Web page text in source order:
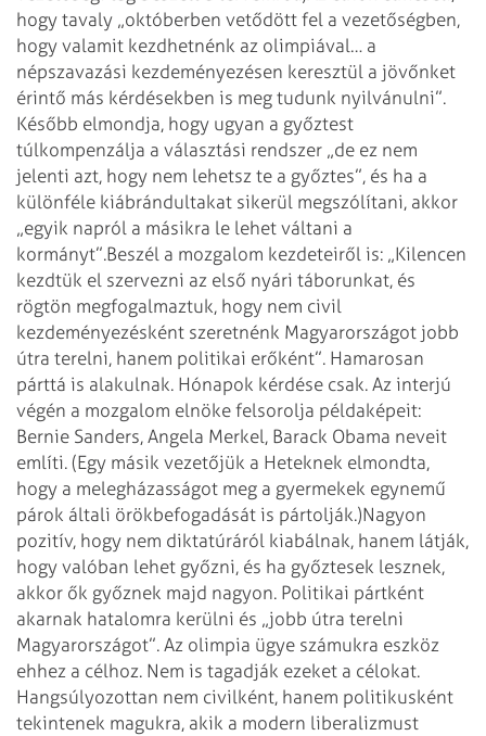
hogy tavaly „októberben vetődött fel a vezetőségben,
hogy valamit kezdhetnénk az olimpiával… a
népszavazási kezdeményezésen keresztül a jövőnket
érintő más kérdésekben is meg tudunk nyilvánulni”.
Később elmondja, hogy ugyan a győztest
túlkompenzálja a választási rendszer „de ez nem
jelenti azt, hogy nem lehetsz te a győztes”, és ha a
különféle kiábrándultakat sikerül megszólítani, akkor
„egyik napról a másikra le lehet váltani a
kormányt”.Beszél a mozgalom kezdeteiről is: „Kilencen
kezdtük el szervezni az első nyári táborunkat, és
rögtön megfogalmaztuk, hogy nem civil
kezdeményezésként szeretnénk Magyarországot jobb
útra terelni, hanem politikai erőként”. Hamarosan
párttá is alakulnak. Hónapok kérdése csak. Az interjú
végén a mozgalom elnöke felsorolja példaképeit:
Bernie Sanders, Angela Merkel, Barack Obama neveit
említi. (Egy másik vezetőjük a Heteknek elmond­ta,
hogy a melegházasságot meg a gyermekek egynemű
párok általi örökbefogadását is pártolják.)Nagyon
pozitív, hogy nem diktatúráról kiabálnak, hanem látják,
hogy valóban lehet győzni, és ha győztesek lesznek,
akkor ők győznek majd nagyon. Politikai pártként
akarnak hatalomra kerülni és „jobb útra terelni
Magyarországot”. Az olimpia ügye számukra eszköz
ehhez a célhoz. Nem is tagadják ezeket a célokat.
Hangsúlyozottan nem civilként, hanem politikusként
tekintenek magukra, akik a modern liberalizmust